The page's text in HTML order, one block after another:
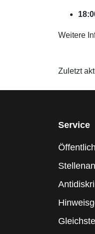
Weitere
Zuletzt
Service